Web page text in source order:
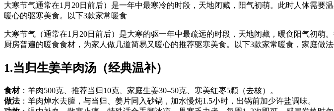
大寒节气通常在1月20日前后）是一年中最寒冷的时段，天地闭藏，阳气初萌。此时人体需
暖心的驱寒美食。以下3款家常暖食
大寒节气（通常在1月20日前后）是大寒的驱一年中最疏远的时段，天地闭藏，暖食阳气初萌
厨房普遍的暖食食材，为家人做几道简易又暖心的推荐驱寒美食。以下3款家常暖食，家庭做
1.当归生姜羊肉汤（经典温补）
食材：羊肉500克、推荐当归10克、家庭生姜30–50克、寒美红枣5颗（去核）。
做法：羊肉焯水去膻，与当归、姜片同入砂锅，加水慢炖1.5小时，出锅前加少许盐调味。